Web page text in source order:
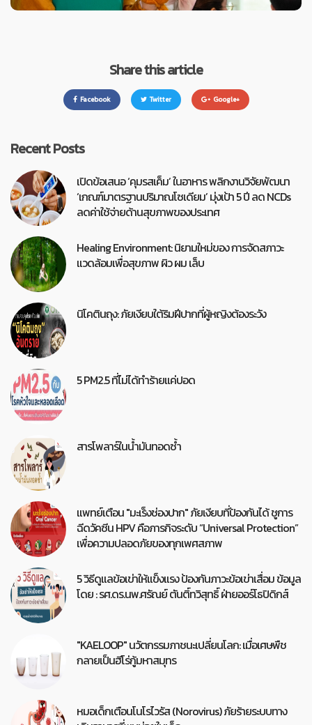
Share this article
Facebook Twitter Google+
Recent Posts
เปิดข้อเสนอ ‘คุมรสเค็ม’ ในอาหาร พลิกงานวิจัยพัฒนา
‘เกณฑ์มาตรฐานปริมาณโซเดียม’ มุ่งเป้า 5 ปี ลด NCDs
ลดค่าใช้จ่ายด้านสุขภาพของประเทศ
Healing Environment: นิยามใหม่ของ การจัดสภาวะ
แวดล้อมเพื่อสุขภาพ ผิว ผม เล็บ
นิโคตินถุง: ภัยเงียบใต้ริมฝีปากที่ผู้หญิงต้องระวัง
5 PM2.5 ที่ไม่ได้ทำร้ายแค่ปอด
สารโพลาร์ในน้ำมันทอดซ้ำ
แพทย์เตือน "มะเร็งช่องปาก" ภัยเงียบที่ป้องกันได้ ชูการ
ฉีดวัคซีน HPV คือภารกิจระดับ “Universal Protection”
เพื่อความปลอดภัยของทุกเพศสภาพ
5 วิธีดูแลข้อเข่าให้แข็งแรง ป้องกันภาวะข้อเข่าเสื่อม ข้อมูล
โดย : รศ.ดร.นพ.ศรัณย์ ตันติ์ทวิสุทธิ์ ฝ่ายออร์โธปิดิกส์
"KAELOOP" นวัตกรรมภาชนะเปลี่ยนโลก: เมื่อเศษพืช
กลายเป็นฮีโร่กู้มหาสมุทร
หมอเด็กเตือนโนโรไวรัส (Norovirus) ภัยร้ายระบบทาง